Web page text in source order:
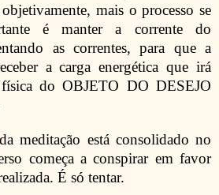
mais o processo se
é manter a corrente do
as correntes, para que a
a carga energética que irá
do OBJETO DO DESEJO
meditação está consolidado no
começa a conspirar em favor
É só tentar.